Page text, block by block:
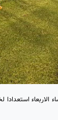
الاربعاء